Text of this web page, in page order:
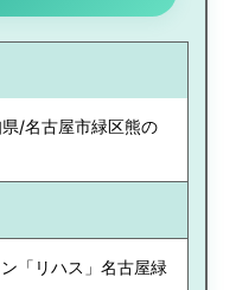
/名古屋市緑区熊の
「リハス」名古屋緑